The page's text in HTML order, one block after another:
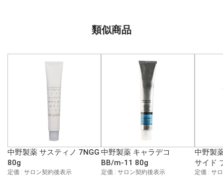
類似商品
中野製薬 サスティノ 7NGG
80g
定価 : サロン契約後表示
中野製薬 キャラデコ
BB/m-11 80g
定価 : サロン契約後表示
中野製
サイド
定価 : サ